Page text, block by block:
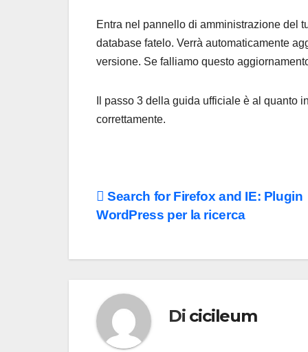
Entra nel pannello di amministrazione del
database fatelo. Verrà automaticamente
versione. Se falliamo questo
Il passo 3 della guida ufficiale è al quanto
correttamente.
Navigazione
Search for Firefox and IE: Plugin
WordPress per la ricerca
Di cicileum